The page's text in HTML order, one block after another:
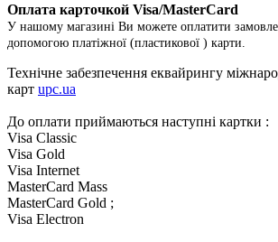
Оплата карточкой Visa/MasterCard
У нашому магазині Ви можете оплатити
допомогою платіжної (пластикової ) карти.
Технічне забезпечення еквайрингу
карт upc.ua
До оплати приймаються наступні картки :
Visa Classic
Visa Gold
Visa Internet
MasterCard Mass
MasterCard Gold ;
Visa Electron